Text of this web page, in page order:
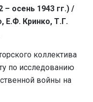
осень 1943 гг.) /
Е.Ф. Кринко, Т.Г.
коллектива
по исследованию
войны на